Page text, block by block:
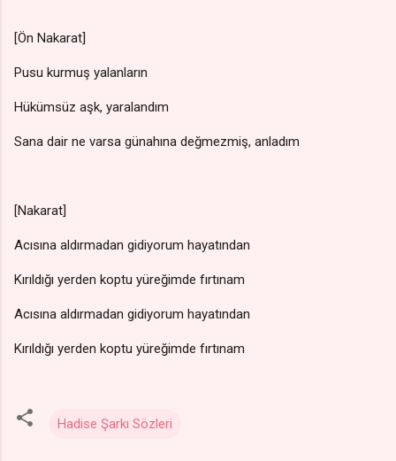
[Ön Nakarat]
Pusu kurmuş yalanların
Hükümsüz aşk, yaralandım
Sana dair ne varsa günahına değmezmiş, anladım
[Nakarat]
Acısına aldırmadan gidiyorum hayatından
Kırıldığı yerden koptu yüreğimde fırtınam
Acısına aldırmadan gidiyorum hayatından
Kırıldığı yerden koptu yüreğimde fırtınam
Hadise Şarkı Sözleri